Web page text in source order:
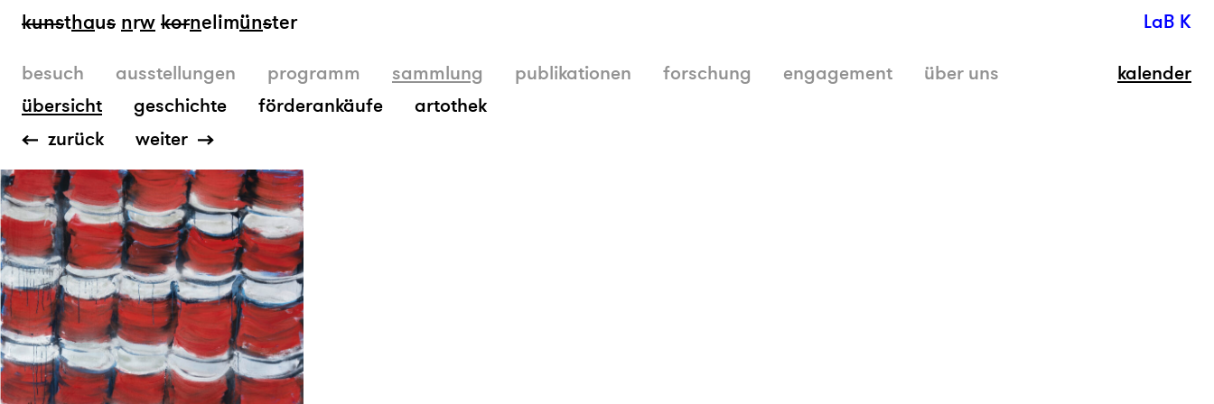
kunsthaus nrw kornelimünster
besuch ausstellungen programm
sammlung
übersicht
geschichte förderankäufe artothek
publikationen forschung engagement über uns
kalender
LaB K
zurück weiter